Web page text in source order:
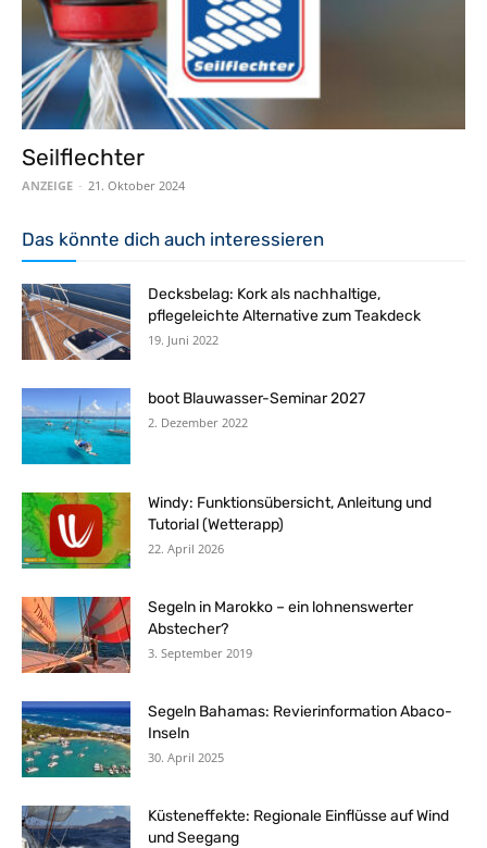
Seilflechter
ANZEIGE - 21. Oktober 2024
Das könnte dich auch interessieren
Decksbelag: Kork als nachhaltige,
pflegeleichte Alternative zum Teakdeck
19. Juni 2022
boot Blauwasser-Seminar 2027
2. Dezember 2022
Windy: Funktionsübersicht, Anleitung und
Tutorial (Wetterapp)
22. April 2026
Segeln in Marokko – ein lohnenswerter
Abstecher?
3. September 2019
Segeln Bahamas: Revierinformation Abaco-
Inseln
30. April 2025
Küsteneffekte: Regionale Einflüsse auf Wind
und Seegang